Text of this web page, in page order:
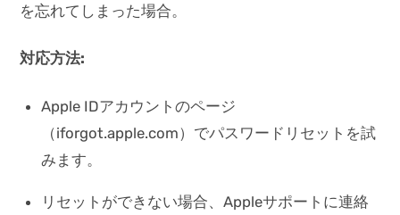
を忘れてしまった場合。
対応方法:
Apple IDアカウントのページ
（iforgot.apple.com）でパスワードリセットを試
みます。
リセットができない場合、Appleサポートに連絡